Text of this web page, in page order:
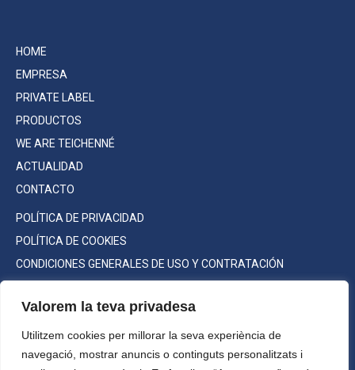
Valorem la teva privadesa
Utilitzem cookies per millorar la seva experiència de
navegació, mostrar anuncis o continguts personalitzats i
HOME
EMPRESA
PRIVATE LABEL
PRODUCTOS
WE ARE TEICHENNÉ
ACTUALIDAD
CONTACTO
POLÍTICA DE PRIVACIDAD
POLÍTICA DE COOKIES
CONDICIONES GENERALES DE USO Y CONTRATACIÓN
Consumo responsable